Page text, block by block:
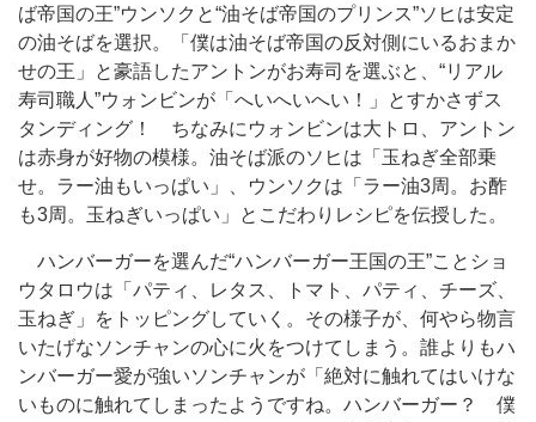
ば帝国の王”ウンソクと“油そば帝国のプリンス”ソヒは安定
の油そばを選択。「僕は油そば帝国の反対側にいるおまか
せの王」と豪語したアントンがお寿司を選ぶと、“リアル
寿司職人”ウォンビンが「へいへいへい！」とすかさずス
タンディング！ ちなみにウォンビンは大トロ、アントン
は赤身が好物の模様。油そば派のソヒは「玉ねぎ全部乗
せ。ラー油もいっぱい」、ウンソクは「ラー油3周。お酢
も3周。玉ねぎいっぱい」とこだわりレシピを伝授した。
ハンバーガーを選んだ“ハンバーガー王国の王”ことショ
ウタロウは「パティ、レタス、トマト、パティ、チーズ、
玉ねぎ」をトッピングしていく。その様子が、何やら物言
いたげなソンチャンの心に火をつけてしまう。誰よりもハ
ンバーガー愛が強いソンチャンが「絶対に触れてはいけな
いものに触れてしまったようですね。ハンバーガー？ 僕